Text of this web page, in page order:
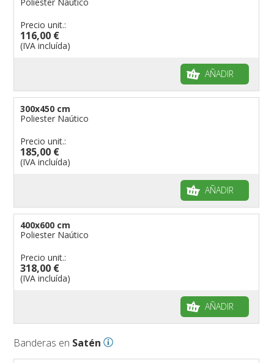
Precio unit.:
116,00 €
(IVA incluída)
AÑADIR
300x450 cm
Poliester Naútico
Precio unit.:
185,00 €
(IVA incluída)
AÑADIR
400x600 cm
Poliester Naútico
Precio unit.:
318,00 €
(IVA incluída)
AÑADIR
Banderas en Satén